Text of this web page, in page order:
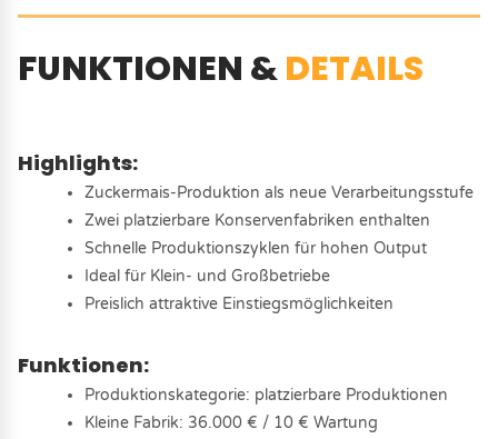
FUNKTIONEN &DETAILS
Highlights:
Zuckermais-Produktion als neue Verarbeitungsstufe
Zwei platzierbare Konservenfabriken enthalten
Schnelle Produktionszyklen für hohen Output
Ideal für Klein- und Großbetriebe
Preislich attraktive Einstiegsmöglichkeiten
Funktionen:
Produktionskategorie: platzierbare Produktionen
Kleine Fabrik: 36.000 € / 10 € Wartung